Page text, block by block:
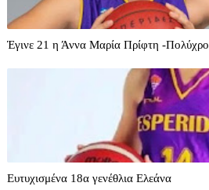
Έγινε 21 η Άννα Μαρία Πρίφτη -
Ευτυχισμένα 18α γενέθλια Ελεάνα